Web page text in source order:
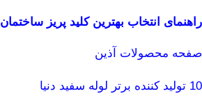
راهنمای انتخاب بهترین کلید پریز ساختمان
صفحه محصولات آذین
10 تولید کننده برتر لوله سفید دنیا